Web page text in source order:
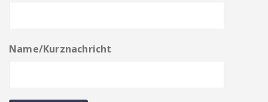
Name/Kurznachricht